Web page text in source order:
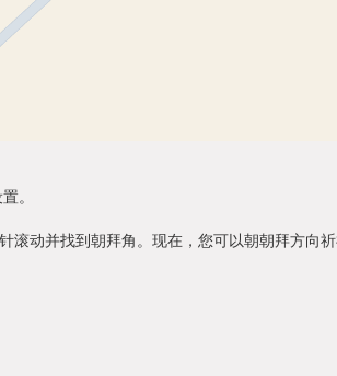
。
动并找到朝拜角。现在，您可以朝朝拜方向祈